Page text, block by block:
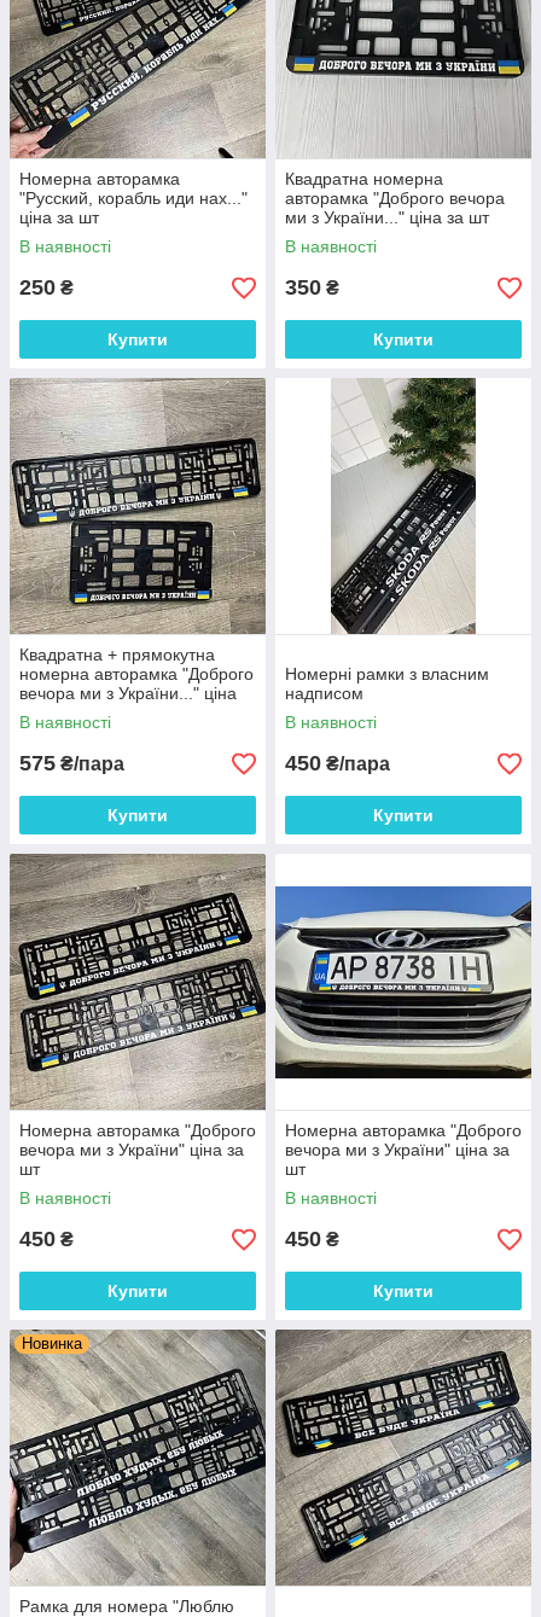
Номерна авторамка
"Русский, корабль иди нах..."
ціна за шт
В наявності
250 ₴
Купити
Квадратна номерна
авторамка "Доброго вечора
ми з України..." ціна за шт
В наявності
350 ₴
Купити
Квадратна + прямокутна
номерна авторамка "Доброго
вечора ми з України..." ціна
за пару
В наявності
575 ₴/пара
Купити
Номерні рамки з власним
надписом
В наявності
450 ₴/пара
Купити
Номерна авторамка "Доброго
вечора ми з України" ціна за
шт
В наявності
450 ₴
Купити
Номерна авторамка "Доброго
вечора ми з України" ціна за
шт
В наявності
450 ₴
Купити
Новинка
Рамка для номера "Люблю